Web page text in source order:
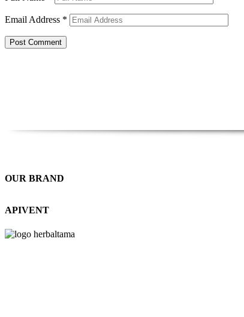
Email Address *
OUR BRAND
APIVENT